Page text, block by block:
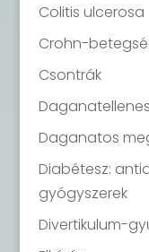
Colitis ulcerosa
Crohn-
Csontrák
Daganatos
Diabétesz:
gyógyszerek
Divertikulum-